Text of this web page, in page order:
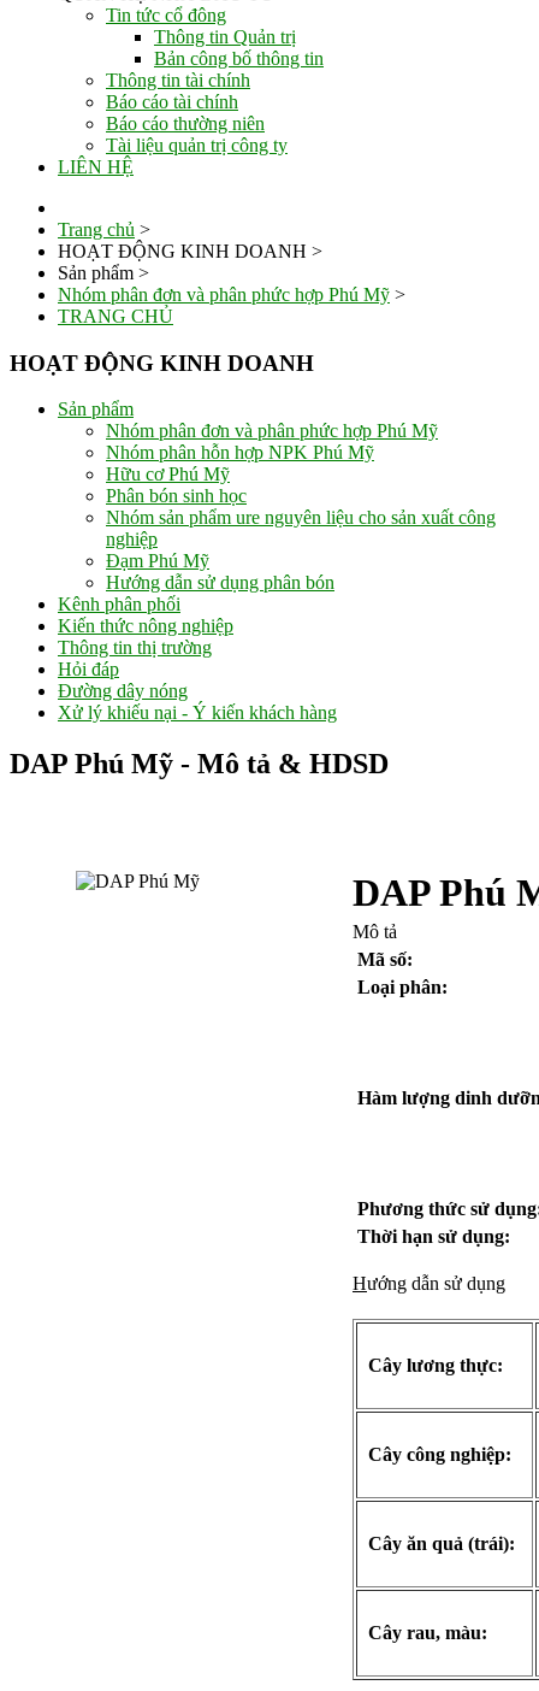
Tin tức cổ đông
Thông tin Quản trị
Bản công bố thông tin
Thông tin tài chính
Báo cáo tài chính
Báo cáo thường niên
Tài liệu quản trị công ty
LIÊN HỆ
Trang chủ >
HOẠT ĐỘNG KINH DOANH >
Sản phẩm >
Nhóm phân đơn và phân phức hợp Phú Mỹ >
TRANG CHỦ
HOẠT ĐỘNG KINH DOANH
Sản phẩm
Nhóm phân đơn và phân phức hợp Phú Mỹ
Nhóm phân hỗn hợp NPK Phú Mỹ
Hữu cơ Phú Mỹ
Phân bón sinh học
Nhóm sản phẩm ure nguyên liệu cho sản xuất công
nghiệp
Đạm Phú Mỹ
Hướng dẫn sử dụng phân bón
Kênh phân phối
Kiến thức nông nghiệp
Thông tin thị trường
Hỏi đáp
Đường dây nóng
Xử lý khiếu nại - Ý kiến khách hàng
DAP Phú Mỹ - Mô tả & HDSD
DAP Phú
Mô tả
Mã số:
Loại phân:
Hàm lượng dinh
Phương thức sử
Thời hạn sử dụng:
Hướng dẫn sử dụng
Cây lương thực:
Cây công nghiệp:
Cây ăn quả (trái):
Cây rau, màu: